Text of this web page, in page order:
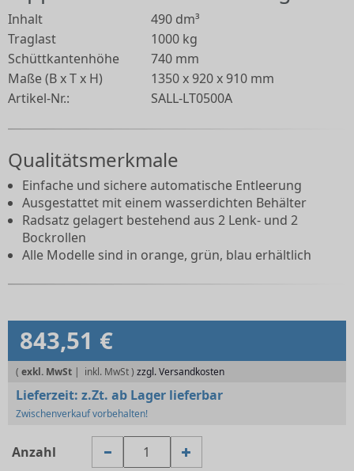
Inhalt
490 dm³
Traglast
1000 kg
Schüttkantenhöhe
740 mm
Maße (B x T x H)
1350 x 920 x 910 mm
Artikel-Nr.:
SALL-LT0500A
Qualitätsmerkmale
Einfache und sichere automatische Entleerung
Ausgestattet mit einem wasserdichten Behälter
Radsatz gelagert bestehend aus 2 Lenk- und 2
Bockrollen
Alle Modelle sind in orange, grün, blau erhältlich
843,51 €
( exkl. MwSt | zzgl. Versandkosten
Lieferzeit: z.Zt. ab Lager lieferbar
Zwischenverkauf vorbehalten!
Anzahl